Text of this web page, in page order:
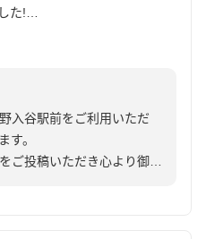
た!
もミニサイズですが お味が
ました
入谷駅前をご利用いただ
す。
ご投稿いただき心より御礼